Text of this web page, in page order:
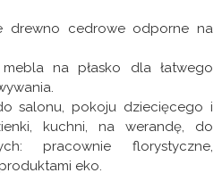
drewno cedrowe odporne na
mebla na płasko dla łatwego
salonu, pokoju dziecięcego i
kuchni, na werandę, do
pracownie florystyczne,
eko.